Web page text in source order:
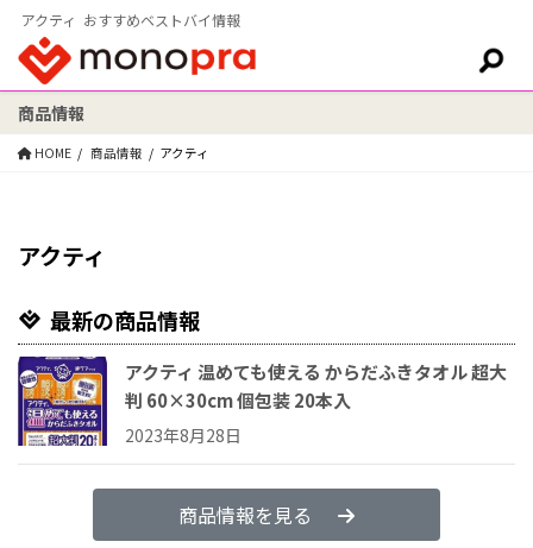
アクティ おすすめベストバイ情報
検索:
商品情報
HOME 商品情報 アクティ
アクティ
最新の商品情報
アクティ 温めても使える からだふきタオル 超大
判 60×30cm 個包装 20本入
2023年8月28日
商品情報を見る